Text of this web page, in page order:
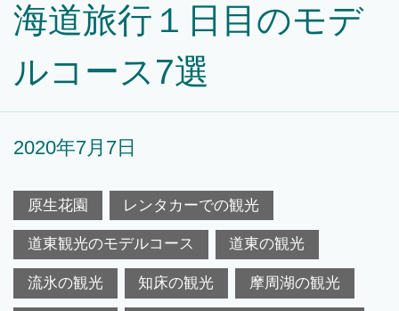
海道旅行１日目のモデ
ルコース7選
2020年7月7日
原生花園 レンタカーでの観光
道東観光のモデルコース 道東の観光
流氷の観光 知床の観光 摩周湖の観光